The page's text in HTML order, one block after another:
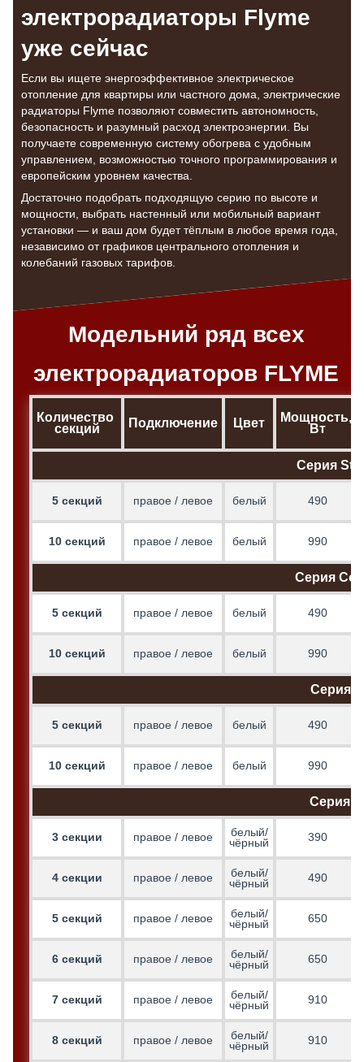
электрорадиаторы Flyme
уже сейчас
Если вы ищете энергоэффективное электрическое
отопление для квартиры или частного дома, электрические
радиаторы Flyme позволяют совместить автономность,
безопасность и разумный расход электроэнергии. Вы
получаете современную систему обогрева с удобным
управлением, возможностью точного программирования и
европейским уровнем качества.
Достаточно подобрать подходящую серию по высоте и
мощности, выбрать настенный или мобильный вариант
установки — и ваш дом будет тёплым в любое время года,
независимо от графиков центрального отопления и
колебаний газовых тарифов.
Модельний ряд всех
электрорадиаторов FLYME
Количество
секций
Подключение Цвет
Мощность,
Вт
Серия
5 секций правое / левое белый 490
10 секций правое / левое белый 990
Серия
5 секций правое / левое белый 490
10 секций правое / левое белый 990
Серия
5 секций правое / левое белый 490
10 секций правое / левое белый 990
Серия
3 секции правое / левое
белый/
чёрный
390
4 секции правое / левое
белый/
чёрный
490
5 секций правое / левое
белый/
чёрный
650
6 секций правое / левое
белый/
чёрный
650
7 секций правое / левое
белый/
чёрный
910
8 секций правое / левое
белый/
чёрный
910